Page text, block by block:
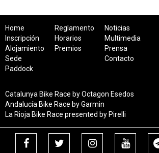
Home
Inscripción
Alojamiento
Sede
Paddock
Reglamento
Horarios
Premios
Noticias
Multimedia
Prensa
Contacto
Catalunya Bike Race by Octagon Esedos
Andalucía Bike Race by Garmin
La Rioja Bike Race presented by Pirelli